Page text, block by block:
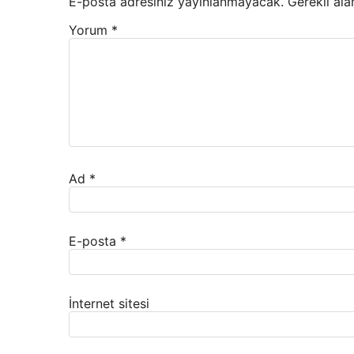
Yorum *
Ad *
E-posta *
İnternet sitesi